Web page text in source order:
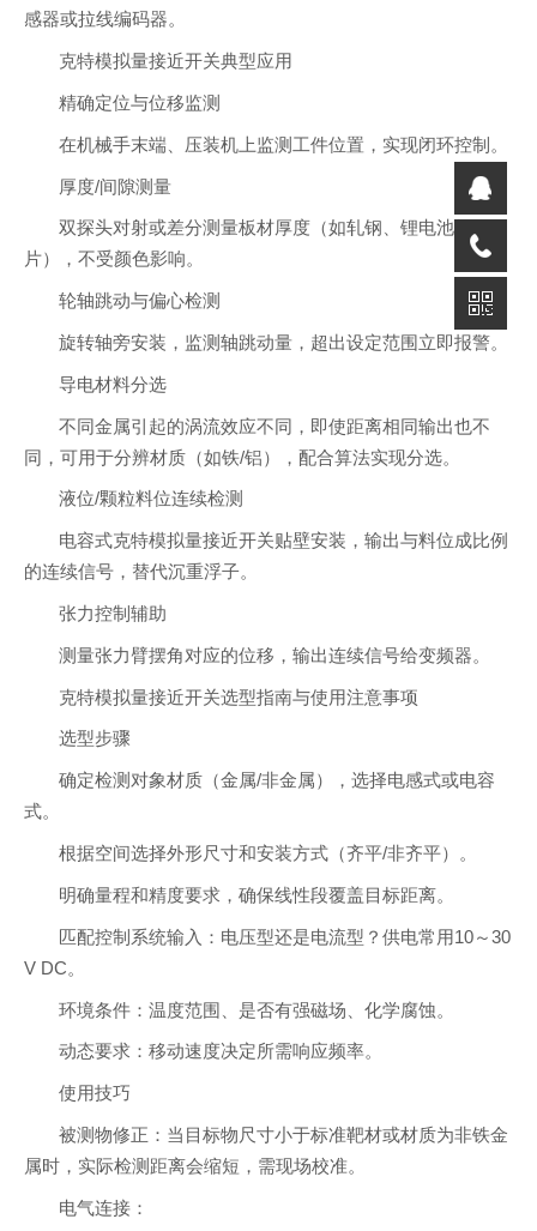
感器或拉线编码器。
克特模拟量接近开关典型应用
精确定位与位移监测
在机械手末端、压装机上监测工件位置，实现闭环控制。
厚度/间隙测量
双探头对射或差分测量板材厚度（如轧钢、锂电池极
片），不受颜色影响。
轮轴跳动与偏心检测
旋转轴旁安装，监测轴跳动量，超出设定范围立即报警。
导电材料分选
不同金属引起的涡流效应不同，即使距离相同输出也不
同，可用于分辨材质（如铁/铝），配合算法实现分选。
液位/颗粒料位连续检测
电容式克特模拟量接近开关贴壁安装，输出与料位成比例
的连续信号，替代沉重浮子。
张力控制辅助
测量张力臂摆角对应的位移，输出连续信号给变频器。
克特模拟量接近开关选型指南与使用注意事项
选型步骤
确定检测对象材质（金属/非金属），选择电感式或电容
式。
根据空间选择外形尺寸和安装方式（齐平/非齐平）。
明确量程和精度要求，确保线性段覆盖目标距离。
匹配控制系统输入：电压型还是电流型？供电常用10～30
V DC。
环境条件：温度范围、是否有强磁场、化学腐蚀。
动态要求：移动速度决定所需响应频率。
使用技巧
被测物修正：当目标物尺寸小于标准靶材或材质为非铁金
属时，实际检测距离会缩短，需现场校准。
电气连接：